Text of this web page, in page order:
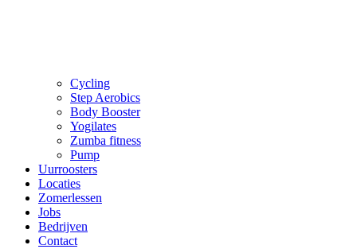
Cycling
Step Aerobics
Body Booster
Yogilates
Zumba fitness
Pump
Uurroosters
Locaties
Zomerlessen
Jobs
Bedrijven
Contact